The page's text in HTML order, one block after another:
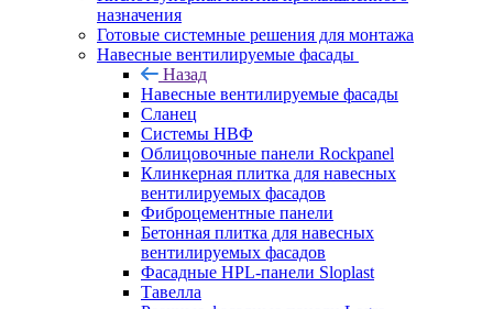
назначения
Готовые системные решения для монтажа
Навесные вентилируемые фасады
Назад
Навесные вентилируемые фасады
Сланец
Системы НВФ
Облицовочные панели Rockpanel
Клинкерная плитка для навесных
вентилируемых фасадов
Фиброцементные панели
Бетонная плитка для навесных
вентилируемых фасадов
Фасадные HPL-панели Sloplast
Тавелла